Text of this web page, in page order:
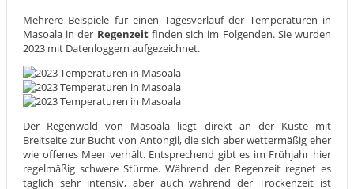
Mehrere Beispiele für einen Tagesverlauf der Temperaturen in
Masoala in der Regenzeitfinden sich im Folgenden. Sie wurden
2023 mit Datenloggern aufgezeichnet.
Der Regenwald von Masoala liegt direkt an der Küste mit
Breitseite zur Bucht von Antongil, die sich aber wettermäßig eher
wie offenes Meer verhält. Entsprechend gibt es im Frühjahr hier
regelmäßig schwere Stürme. Während der Regenzeit regnet es
täglich sehr intensiv, aber auch während der Trockenzeit ist